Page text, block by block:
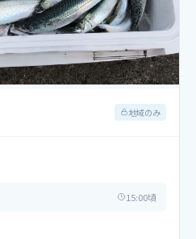
地域のみ
15:00頃